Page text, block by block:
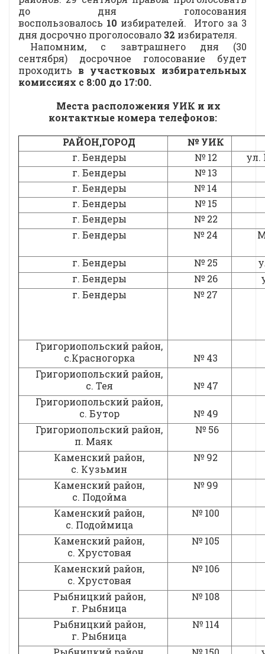
до дня голосования
воспользовалось 10 избирателей. Итого за 3
дня досрочно проголосовало32 избирателя.
Напомним, с завтрашнего дня (30
сентября) досрочное голосование будет
проходить в участковых избирательных
комиссиях с 8:00 до 17:00.
Места расположения УИК и их
контактные номера телефонов:
РАЙОН,ГОРОД
№ УИК
г. Бендеры
№ 12
ул.
г. Бендеры
№ 13
г. Бендеры
№ 14
г. Бендеры
№ 15
г. Бендеры
№ 22
г. Бендеры
№ 24
г. Бендеры № 25
г. Бендеры
№ 26
г. Бендеры
№ 27
Григориопольский район,
с.Красногорка
№ 43
Григориопольский район,
с. Тея
№ 47
Григориопольский район,
с. Бутор
№ 49
Григориопольский район,
п. Маяк
№ 56
Каменский район,
с. Кузьмин
№ 92
Каменский район,
с. Подойма
№ 99
Каменский район,
с. Подоймица
№ 100
Каменский район,
с. Хрустовая
№ 105
Каменский район,
с. Хрустовая
№ 106
Рыбницкий район,
г. Рыбница
№ 108
Рыбницкий район,
г. Рыбница
№ 114